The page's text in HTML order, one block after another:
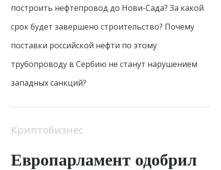
построить нефтепровод до Нови-Сада? За какой
срок будет завершено строительство? Почему
поставки российской нефти по этому
трубопроводу в Сербию не станут нарушением
западных санкций?
Криптобизнес
Европарламент одобрил